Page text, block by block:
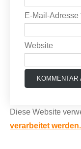
E-Mail-Adresse
Website
Diese Website
verarbeitet werden.